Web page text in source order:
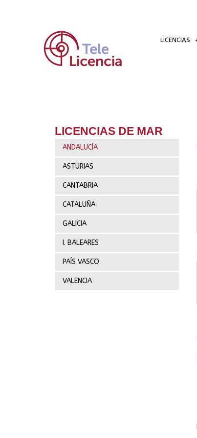
LICENCIAS
LICENCIAS DE MAR
ANDALUCÍA
ASTURIAS
CANTABRIA
CATALUÑA
GALICIA
I. BALEARES
PAÍS VASCO
VALENCIA